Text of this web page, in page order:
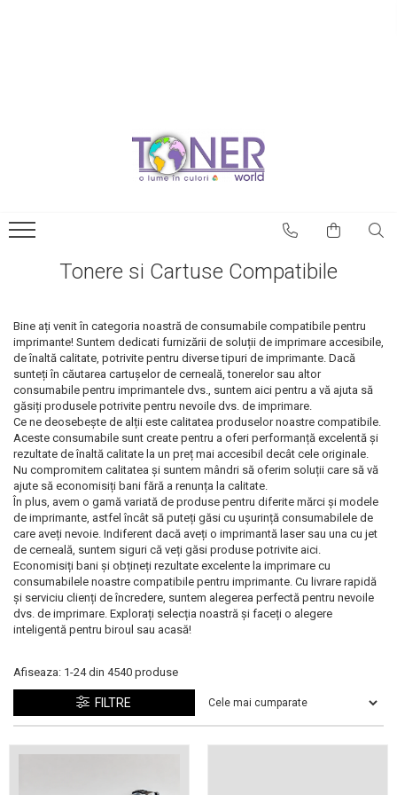
Riboane
Prima comună cu case
magneților?
imprimantele 3D pentru a
imprimantele 3D pentru
decorarea casei
Catedrala Notre Dame ar
putea fi renovată cu
ajutorul unui printer 3D
Dezvoltarea pieții de
imprimante 3D folosite în
industria stomatologică
Evaluarea strategiei de
piață a imprimantelor 3D
până în 2026
Fericirea – starea care nu
poate fi amânată
Cum îți poți îngriji
imprimanta?
Imprimarea 3d în România
și adevăruri. Unde se
reciclează hârtia în
România?
Fotografi care ne
demonstrează că nu avem
nevoie de echipament
fotografii bune
Care tip de imprimantă e
Tonere si Cartuse Compatibile
Bine ați venit în categoria noastră de consumabile compatibile pentru
imprimante! Suntem dedicati furnizării de soluții de imprimare accesibile,
de înaltă calitate, potrivite pentru diverse tipuri de imprimante. Dacă
sunteți în căutarea cartușelor de cerneală, tonerelor sau altor
consumabile pentru imprimantele dvs., suntem aici pentru a vă ajuta să
găsiți produsele potrivite pentru nevoile dvs. de imprimare.
Ce ne deosebește de alții este calitatea produselor noastre compatibile.
Aceste consumabile sunt create pentru a oferi performanță excelentă și
rezultate de înaltă calitate la un preț mai accesibil decât cele originale.
Nu compromitem calitatea și suntem mândri să oferim soluții care să vă
ajute să economisiți bani fără a renunța la calitate.
În plus, avem o gamă variată de produse pentru diferite mărci și modele
de imprimante, astfel încât să puteți găsi cu ușurință consumabilele de
care aveți nevoie. Indiferent dacă aveți o imprimantă laser sau una cu jet
de cerneală, suntem siguri că veți găsi produse potrivite aici.
Economisiți bani și obțineți rezultate excelente la imprimare cu
consumabilele noastre compatibile pentru imprimante. Cu livrare rapidă
și serviciu clienți de încredere, suntem alegerea perfectă pentru nevoile
dvs. de imprimare. Explorați selecția noastră și faceți o alegere
inteligentă pentru biroul sau acasă!
Afiseaza: 1-24din 4540 produse
FILTRE